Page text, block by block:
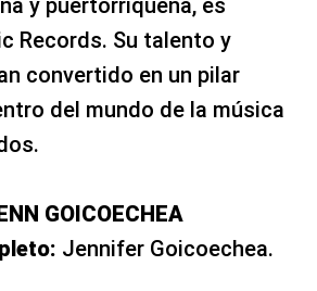
y puertorriqueña, es
Records. Su talento y
convertido en un pilar
del mundo de la música
GOICOECHEA
Jennifer Goicoechea.